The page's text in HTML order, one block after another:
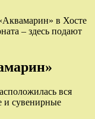
в Хосте
– здесь подают
вся
и сувенирные